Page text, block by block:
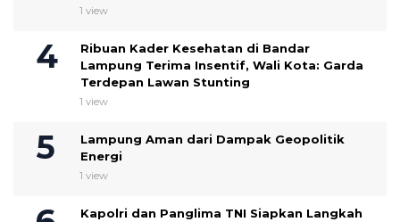
1 view
Ribuan Kader Kesehatan di Bandar
Lampung Terima Insentif, Wali Kota: Garda
Terdepan Lawan Stunting
1 view
Lampung Aman dari Dampak Geopolitik
Energi
1 view
Kapolri dan Panglima TNI Siapkan Langkah